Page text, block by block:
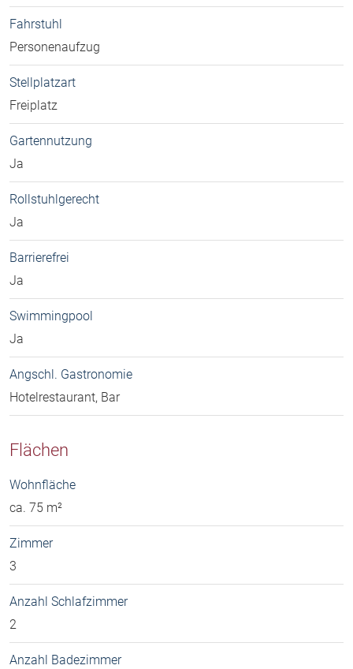
Fahrstuhl
Personenaufzug
Stellplatzart
Freiplatz
Gartennutzung
Ja
Rollstuhlgerecht
Ja
Barrierefrei
Ja
Swimmingpool
Ja
Angschl. Gastronomie
Hotelrestaurant, Bar
Flächen
Wohnfläche
ca. 75 m²
Zimmer
3
Anzahl Schlafzimmer
2
Anzahl Badezimmer